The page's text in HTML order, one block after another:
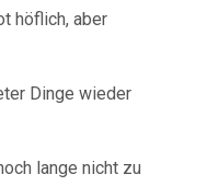
höflich, aber
Dinge wieder
lange nicht zu